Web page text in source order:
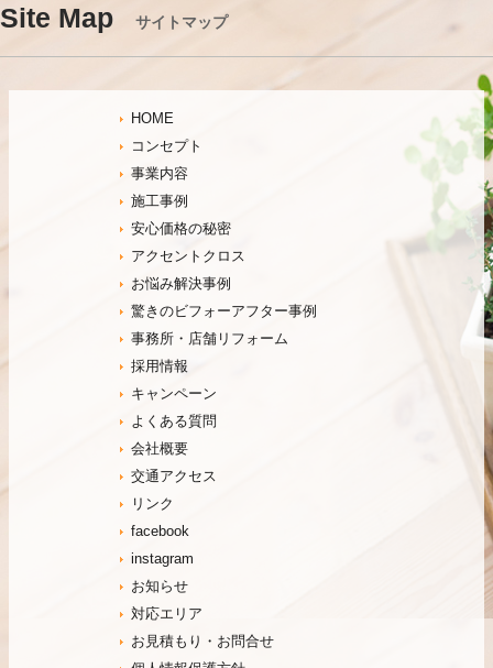
Site Map サイトマップ
HOME
コンセプト
事業内容
施工事例
安心価格の秘密
アクセントクロス
お悩み解決事例
驚きのビフォーアフター事例
事務所・店舗リフォーム
採用情報
キャンペーン
よくある質問
会社概要
交通アクセス
リンク
facebook
instagram
お知らせ
対応エリア
お見積もり・お問合せ